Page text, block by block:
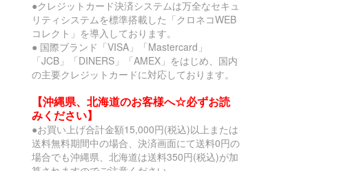
●クレジットカード決済システムは万全なセキュ
リティシステムを標準搭載した「クロネコWEB
コレクト」を導入しております。
● 国際ブランド「VISA」「Mastercard」
「JCB」「DINERS」「AMEX」をはじめ、国内
の主要クレジットカードに対応しております。
【沖縄県、北海道のお客様へ☆必ずお読
みください】
●お買い上げ合計金額15,000円(税込)以上または
送料無料期間中の場合、決済画面にて送料0円の
場合でも沖縄県、北海道は送料350円(税込)が加